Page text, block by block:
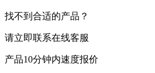
找不到合适的产品？
请立即联系在线客服
产品10分钟内速度报价